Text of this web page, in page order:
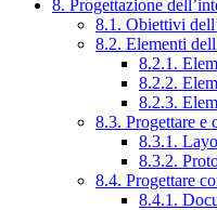
8. Progettazione
8.1. Obiettivi
8.2. Elementi
8.2.1.
8.2.2.
8.2.3.
8.3. Progettare e
8.3.1.
8.3.2.
8.4. Progettare
8.4.1.